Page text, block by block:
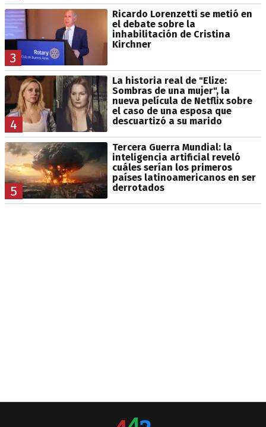
3
Ricardo Lorenzetti se metió en
el debate sobre la
inhabilitación de Cristina
Kirchner
4
La historia real de "Elize:
Sombras de una mujer", la
nueva película de Netflix sobre
el caso de una esposa que
descuartizó a su marido
5
Tercera Guerra Mundial: la
inteligencia artificial reveló
cuáles serían los primeros
países latinoamericanos en ser
derrotados